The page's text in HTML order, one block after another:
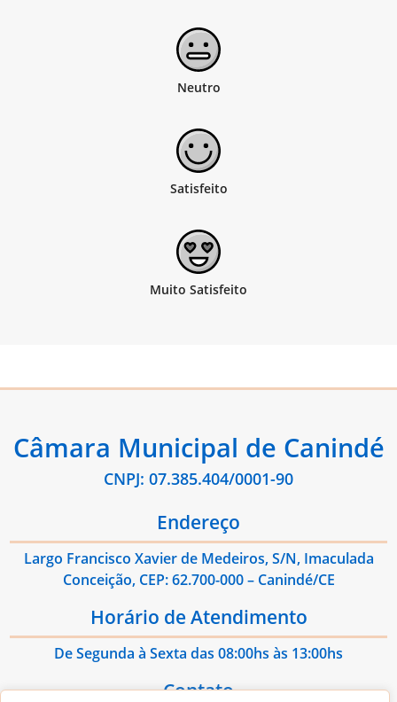
Câmara Municipal de Canindé
CNPJ: 07.385.404/0001-90
Endereço
Largo Francisco Xavier de Medeiros, S/N, Imaculada
Conceição, CEP: 62.700-000 – Canindé/CE
Horário de Atendimento
De Segunda à Sexta das 08:00hs às 13:00hs
Contato